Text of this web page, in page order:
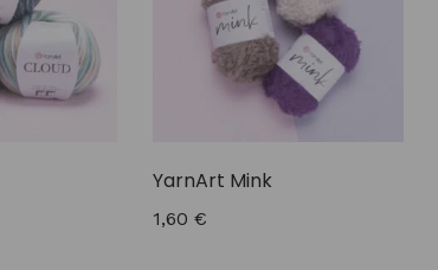
YarnArt Mink
1,60 €